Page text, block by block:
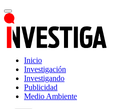
Inicio
Investigación
Investigando
Publicidad
Medio Ambiente